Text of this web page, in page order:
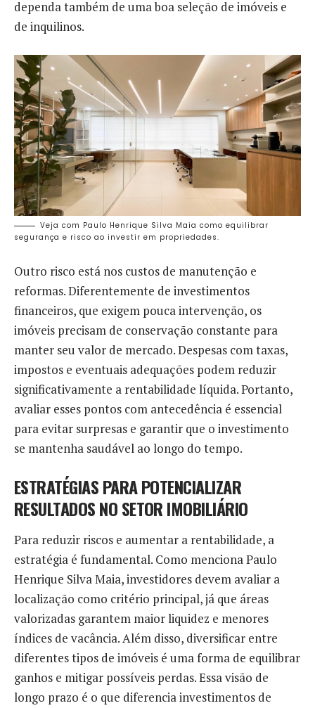
dependa também de uma boa seleção de imóveis e
de inquilinos.
Veja com Paulo Henrique Silva Maia como equilibrar
segurança e risco ao investir em propriedades.
Outro risco está nos custos de manutenção e
reformas. Diferentemente de investimentos
financeiros, que exigem pouca intervenção, os
imóveis precisam de conservação constante para
manter seu valor de mercado. Despesas com taxas,
impostos e eventuais adequações podem reduzir
significativamente a rentabilidade líquida. Portanto,
avaliar esses pontos com antecedência é essencial
para evitar surpresas e garantir que o investimento
se mantenha saudável ao longo do tempo.
ESTRATÉGIAS PARA POTENCIALIZAR
RESULTADOS NO SETOR IMOBILIÁRIO
Para reduzir riscos e aumentar a rentabilidade, a
estratégia é fundamental. Como menciona Paulo
Henrique Silva Maia, investidores devem avaliar a
localização como critério principal, já que áreas
valorizadas garantem maior liquidez e menores
índices de vacância. Além disso, diversificar entre
diferentes tipos de imóveis é uma forma de equilibrar
ganhos e mitigar possíveis perdas. Essa visão de
longo prazo é o que diferencia investimentos de